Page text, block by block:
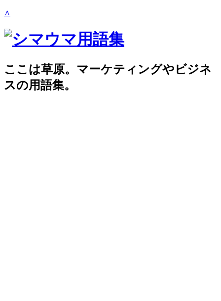
∧
ここは草原。マーケティングやビジネ
スの用語集。